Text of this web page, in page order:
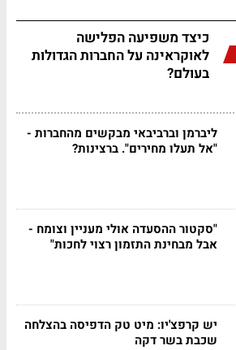
כיצד משפיעה הפלישה
לאוקראינה על החברות הגדולות
בעולם?
ליברמן וברביבאי מבקשים מהחברות -
"אל תעלו מחירים". ברצינות?
"סקטור ההסעדה אולי מעניין וצומח -
אבל מבחינת התזמון רצוי לחכות"
יש קרפצ'יו: מיט טק הדפיסה בהצלחה
שכבת בשר דקה